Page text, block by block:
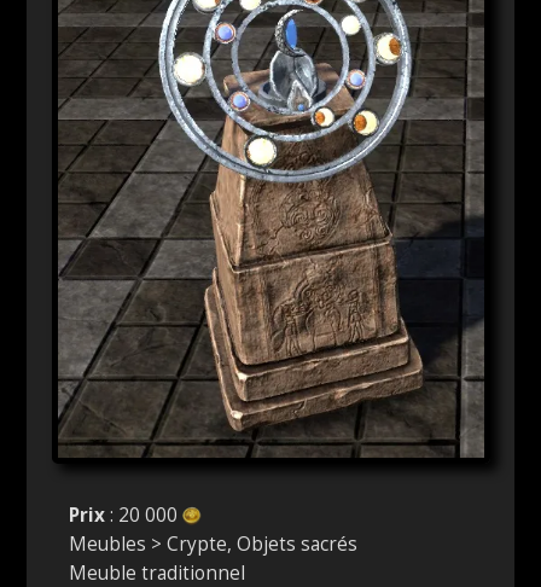
Prix: 20 000
Meubles > Crypte, Objets sacrés
Meuble traditionnel